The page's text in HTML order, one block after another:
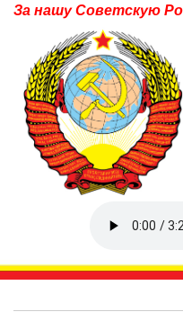
За нашу Советскую